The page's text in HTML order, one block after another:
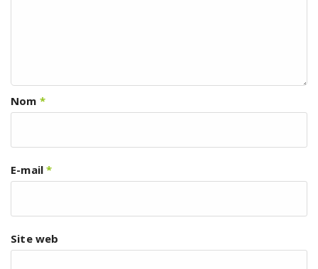
Nom *
E-mail*
Site web